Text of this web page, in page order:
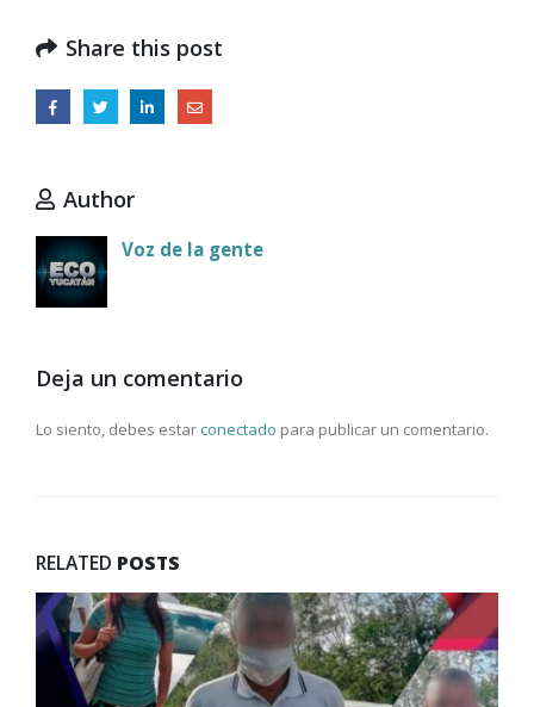
Share this post
Author
Voz de la gente
Deja un comentario
Lo siento, debes estarconectado para publicar un comentario.
RELATED POSTS